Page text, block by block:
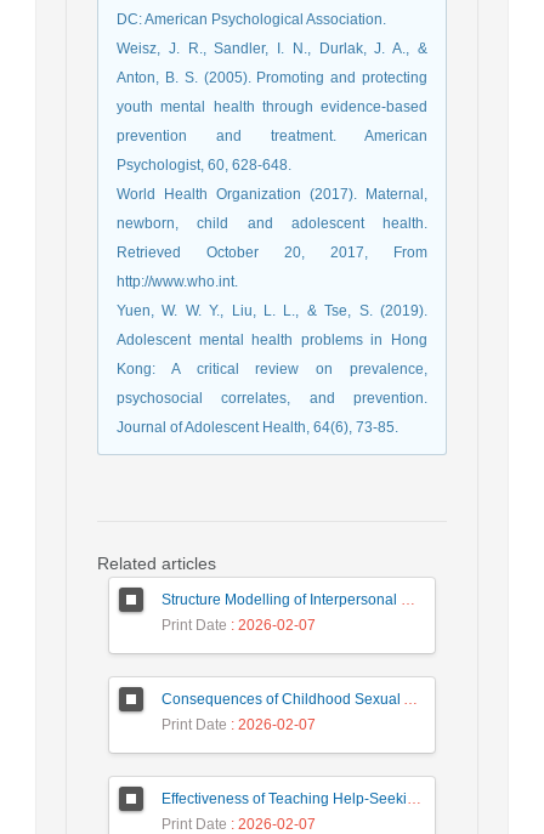
DC: American Psychological Association.
Weisz, J. R., Sandler, I. N., Durlak, J. A., &
Anton, B. S. (2005). Promoting and protecting
youth mental health through evidence-based
prevention and treatment. American
Psychologist, 60, 628-648.
World Health Organization (2017). Maternal,
newborn, child and adolescent health.
Retrieved October 20, 2017, From
http://www.who.int.
Yuen, W. W. Y., Liu, L. L., & Tse, S. (2019).
Adolescent mental health problems in Hong
Kong: A critical review on prevalence,
psychosocial correlates, and prevention.
Journal of Adolescent Health, 64(6), 73-85.
Related articles
Structure Modelling of Interpersonal Relations and Academic Engagement and Academic Performance among High School Students, Mediating Role of Positive Affect
Print Date : 2026-02-07
Consequences of Childhood Sexual Abuse: The Lived Experience of Iranian Women
Print Date : 2026-02-07
Effectiveness of Teaching Help-Seeking Strategies on External Motivation, Internal Motivation and Academic Demotivation of Students
Print Date : 2026-02-07